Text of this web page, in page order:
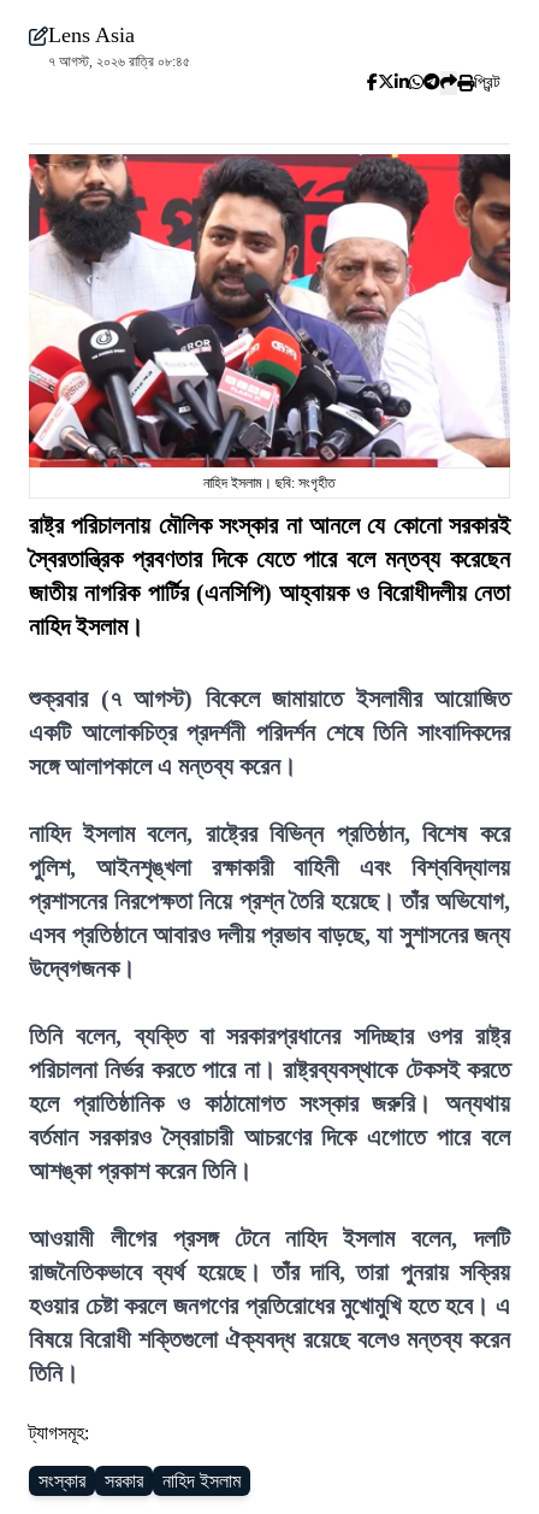
Lens Asia
৭ আগস্ট, ২০২৬ রাত্রি ০৮:৪৫
প্রিন্ট
নাহিদ ইসলাম। ছবি: সংগৃহীত
রাষ্ট্র পরিচালনায় মৌলিক সংস্কার না আনলে যে কোনো সরকারই
স্বৈরতান্ত্রিক প্রবণতার দিকে যেতে পারে বলে মন্তব্য করেছেন
জাতীয় নাগরিক পার্টির (এনসিপি) আহ্বায়ক ও বিরোধীদলীয় নেতা
নাহিদ ইসলাম।
শুক্রবার (৭ আগস্ট) বিকেলে জামায়াতে ইসলামীর আয়োজিত
একটি আলোকচিত্র প্রদর্শনী পরিদর্শন শেষে তিনি সাংবাদিকদের
সঙ্গে আলাপকালে এ মন্তব্য করেন।
নাহিদ ইসলাম বলেন, রাষ্ট্রের বিভিন্ন প্রতিষ্ঠান, বিশেষ করে
পুলিশ, আইনশৃঙ্খলা রক্ষাকারী বাহিনী এবং বিশ্ববিদ্যালয়
প্রশাসনের নিরপেক্ষতা নিয়ে প্রশ্ন তৈরি হয়েছে। তাঁর অভিযোগ,
এসব প্রতিষ্ঠানে আবারও দলীয় প্রভাব বাড়ছে, যা সুশাসনের জন্য
উদ্বেগজনক।
তিনি বলেন, ব্যক্তি বা সরকারপ্রধানের সদিচ্ছার ওপর রাষ্ট্র
পরিচালনা নির্ভর করতে পারে না। রাষ্ট্রব্যবস্থাকে টেকসই করতে
হলে প্রাতিষ্ঠানিক ও কাঠামোগত সংস্কার জরুরি। অন্যথায়
বর্তমান সরকারও স্বৈরাচারী আচরণের দিকে এগোতে পারে বলে
আশঙ্কা প্রকাশ করেন তিনি।
আওয়ামী লীগের প্রসঙ্গ টেনে নাহিদ ইসলাম বলেন, দলটি
রাজনৈতিকভাবে ব্যর্থ হয়েছে। তাঁর দাবি, তারা পুনরায় সক্রিয়
হওয়ার চেষ্টা করলে জনগণের প্রতিরোধের মুখোমুখি হতে হবে। এ
বিষয়ে বিরোধী শক্তিগুলো ঐক্যবদ্ধ রয়েছে বলেও মন্তব্য করেন
তিনি।
ট্যাগসমূহ:
সংস্কার সরকার নাহিদ ইসলাম